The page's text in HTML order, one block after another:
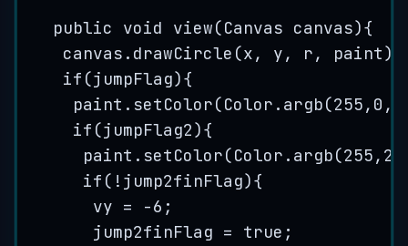
public void view(Canvas canvas){
canvas . drawCircle (x, y, r, paint)
if (jumpFlag){
paint . setColor(Color . argb(255, 0 ,
if (jumpFlag2){
paint . setColor(Color . argb(255,
if ( ! jump2finFlag){
vy = -6 ;
jump2finFlag = true ;